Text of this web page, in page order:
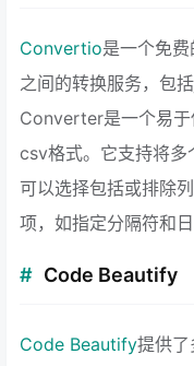
Convertio是一个免
之间的转换服务，包
Converter是一个易
csv格式。它支持将
可以选择包括或排除
项，如指定分隔符和日
Code Beautify
Code Beautify提供